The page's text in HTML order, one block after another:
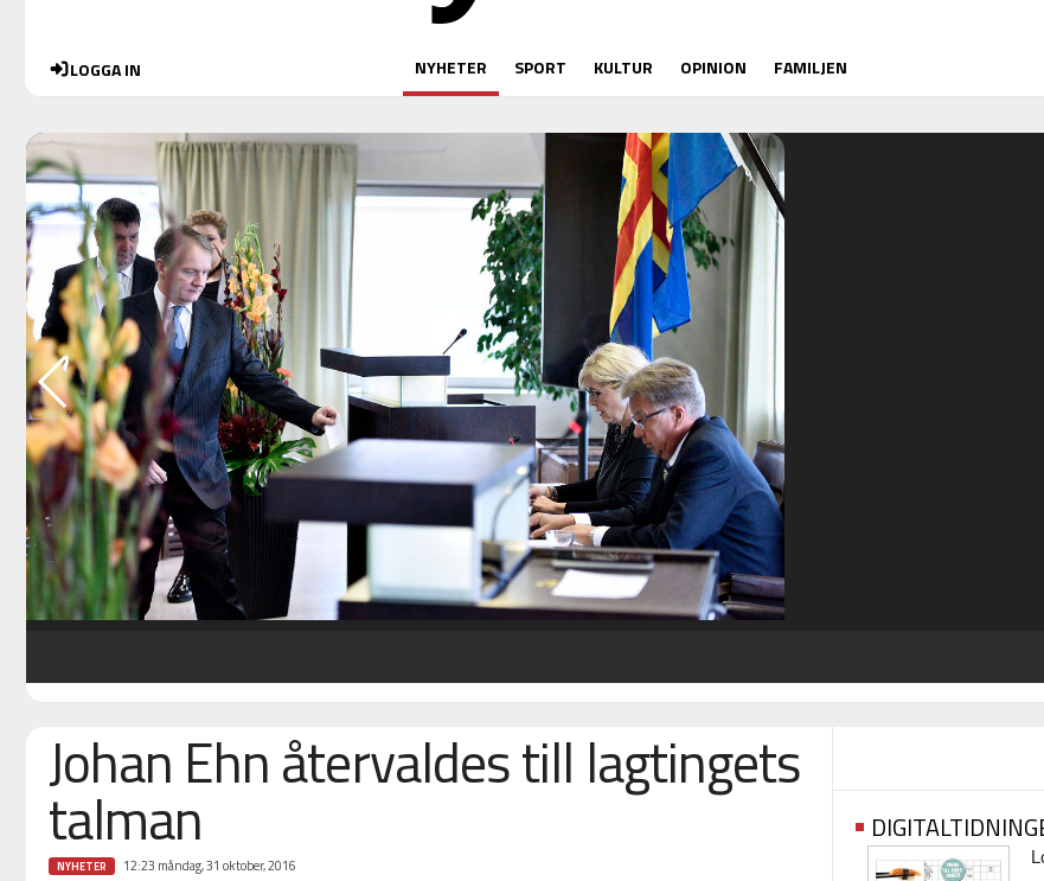
LOGGA IN NYHETER SPORT KULTUR OPINION FAMILJEN
Johan Ehn återvaldes till lagtingets
talman
NYHETER 12:23 måndag, 31 oktober, 2016